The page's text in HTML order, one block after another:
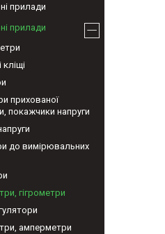
прилади
прилади
прихованої
покажчики напруги
до вимірювальних
гігрометри
амперметри